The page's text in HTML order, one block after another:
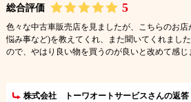
総合評価 5
色々な中古車販売店を見ましたが、こちらのお店
悩み事など)を教えてくれ、また聞いてくれまし
ので、やはり良い物を買うのが良いと改めて感じ
株式会社 トーワオートサービスさんの返答